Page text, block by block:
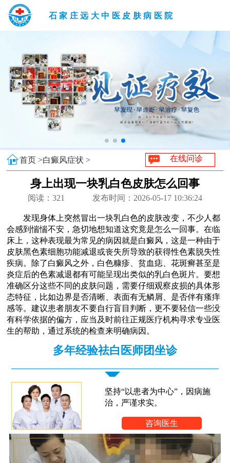
石家庄远大中医皮肤病医院
首页 >白癜风症状 > 在线问诊
身上出现一块乳白色皮肤怎么回事
阅读： 321 发布时间：2026-05-17 10:36:24
发现身体上突然冒出一块乳白色的皮肤改变，不少人都
会感到惴惴不安，急切地想知道这究竟是怎么一回事。在临
床上，这种表现最为常见的病因就是白癜风，这是一种由于
皮肤黑色素细胞功能减退或丧失所导致的获得性色素脱失性
疾病。除了白癜风之外，白色糠疹、贫血痣、花斑癣甚至是
炎症后的色素减退都有可能呈现出类似的乳白色斑片。要想
准确区分这些不同的皮肤问题，需要仔细观察皮损的具体形
态特征，比如边界是否清晰、表面有无鳞屑、是否伴有瘙痒
感等。建议患者朋友不要自行盲目判断，更不要轻信一些没
有科学依据的偏方，应当及时前往正规医疗机构寻求专业医
生的帮助，通过系统的检查来明确病因。
多年经验祛白医师团坐诊
坚持“以患者为中心”，因病施
治，严谨求实。
咨询医生